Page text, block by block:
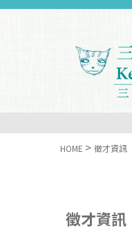
HOME > 徵才資訊
徵才資訊